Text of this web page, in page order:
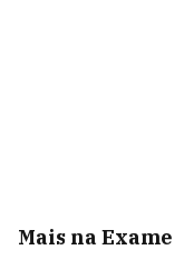
Mais na Exame